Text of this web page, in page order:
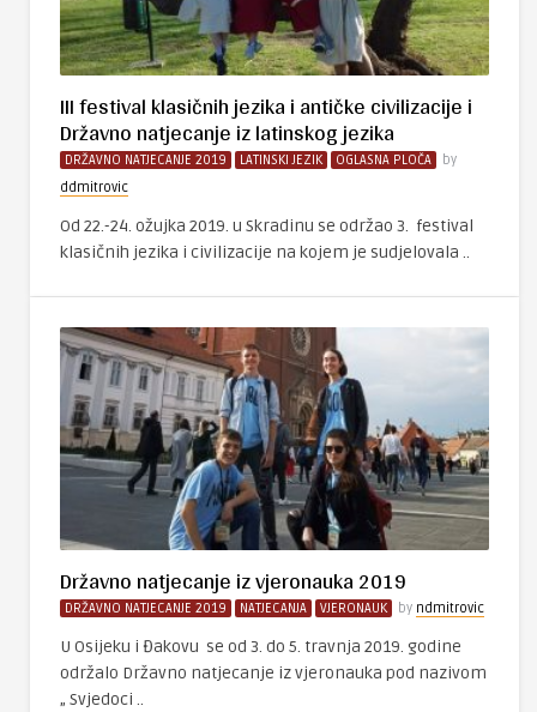
III festival klasičnih jezika i antičke civilizacije i
Državno natjecanje iz latinskog jezika
DRŽAVNO NATJECANJE 2019 LATINSKI JEZIK OGLASNA PLOČA
by
ddmitrovic
Od 22.-24. ožujka 2019. u Skradinu se održao 3. festival
klasičnih jezika i civilizacije na kojem je sudjelovala ..
Državno natjecanje iz vjeronauka 2019
DRŽAVNO NATJECANJE 2019 NATJECANJA VJERONAUK by ndmitrovic
U Osijeku i Đakovu se od 3. do 5. travnja 2019. godine
održalo Državno natjecanje iz vjeronauka pod nazivom
„ Svjedoci ..